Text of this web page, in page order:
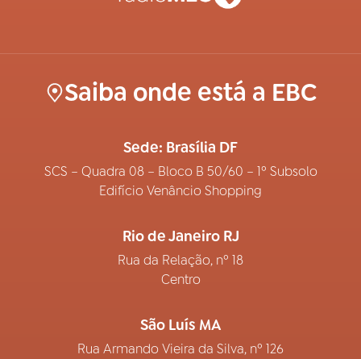
Saiba onde está a EBC
Sede: Brasília DF
SCS – Quadra 08 – Bloco B 50/60 – 1º Subsolo
Edifício Venâncio Shopping
Rio de Janeiro RJ
Rua da Relação, nº 18
Centro
São Luís MA
Rua Armando Vieira da Silva, nº 126